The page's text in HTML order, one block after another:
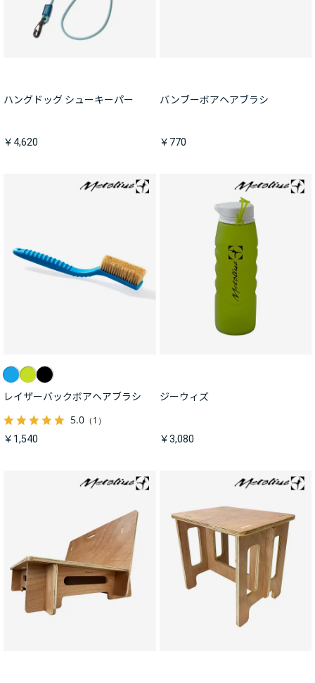
ハングドッグ シューキーパー
￥4,620
バンブーボアヘアブラシ
￥770
レイザーバックボアヘアブラシ
5.0 （1）
￥1,540
ジーウィズ
￥3,080